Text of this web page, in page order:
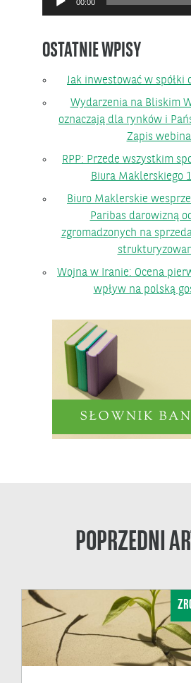
00:00
OSTATNIE WPISY
Jak inwestować w spółki
Wydarzenia na Bliskim
oznaczają dla rynków i
Zapis
RPP: Przede wszystkim
Biura Maklerskiego
Biuro Maklerskie
Paribas darowizną
zgromadzonych na
Wojna w Iranie: Ocena
wpływ na polską
POPRZEDNI